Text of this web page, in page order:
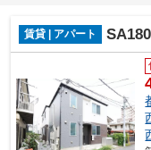
賃貸 | アパート